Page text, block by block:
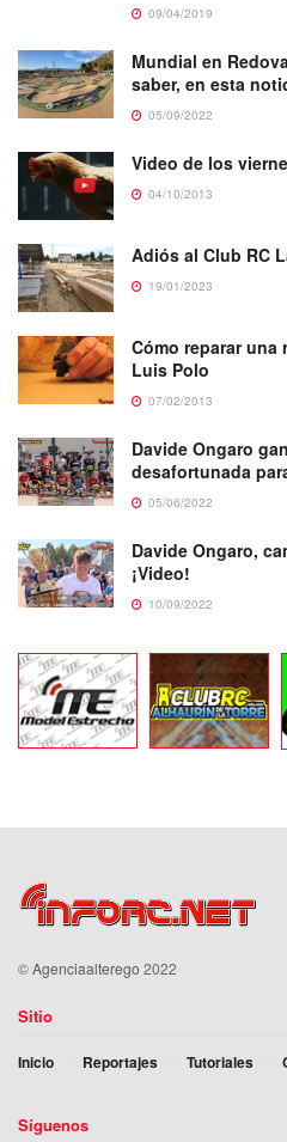
09/04/2019
Mundial en
saber, en esta
05/09/2022
Video de los
04/10/2013
Adiós al Club RC
19/01/2023
Cómo reparar una
Luis Polo
07/02/2013
Davide Ongaro
desafortunada
05/06/2022
Davide Ongaro,
¡Video!
10/09/2022
©Agenciaalterego 2022
Sitio
Inicio Reportajes Tutoriales
Síguenos